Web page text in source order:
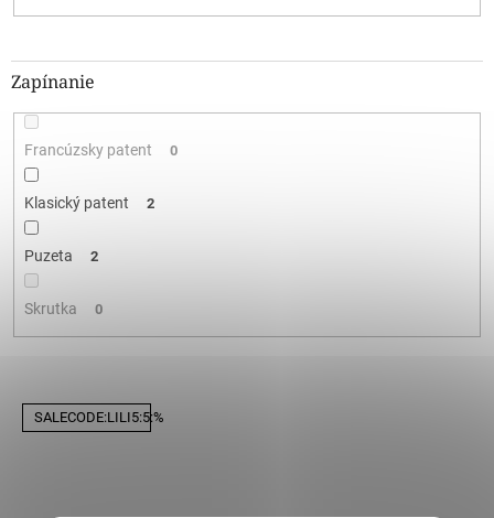
Zapínanie
Francúzsky patent 0
Klasický patent 2
Puzeta 2
Skrutka 0
V SALECODE:LILI5:5:%